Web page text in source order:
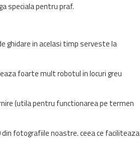
speciala pentru praf.
ghidare in acelasi timp serveste la
foarte mult robotul in locuri greu
(utila pentru functionarea pe termen
fotografiile noastre. ceea ce faciliteaza